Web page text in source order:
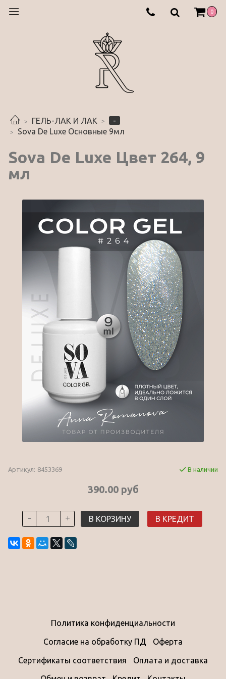
0
ГЕЛЬ-ЛАК И ЛАК
-
Sova De Luxe Основные 9мл
Sova De Luxe Цвет 264, 9
мл
Артикул: 8453369 В наличии
390.00 руб
В КОРЗИНУ В КРЕДИТ
Политика конфиденциальности
Согласие на обработку ПД Оферта
Сертификаты соответствия Оплата и доставка